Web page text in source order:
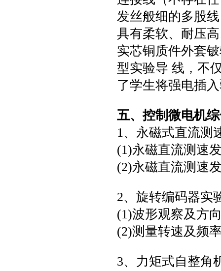
发丝般细的多股
具有柔软、耐压
实芯铜质件外套
型实验导 线，不
了学生将强电插
五、控制微电机
1、永磁式直流测
(1)永磁直流测速
(2)永磁直流测速
2、旋转编码器实
(1)波形观察及方
(2)测量转速及频
3、力矩式自整角